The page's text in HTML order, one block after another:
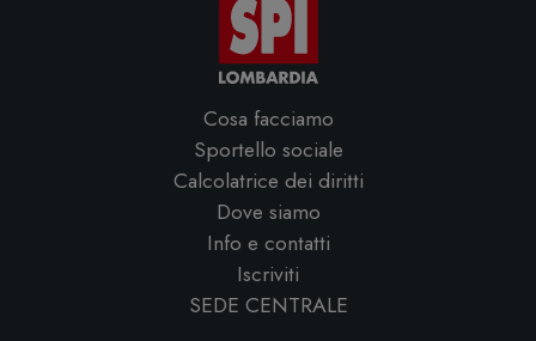
Cosa facciamo
Sportello sociale
Calcolatrice dei diritti
Dove siamo
Info e contatti
Iscriviti
SEDE CENTRALE